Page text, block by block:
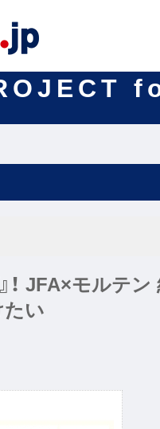
JFA×モルテン
たい